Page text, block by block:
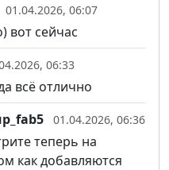
01.04.2026, 06:07
вот сейчас
06:33
всё отлично
01.04.2026, 06:36
теперь на
как добавляются